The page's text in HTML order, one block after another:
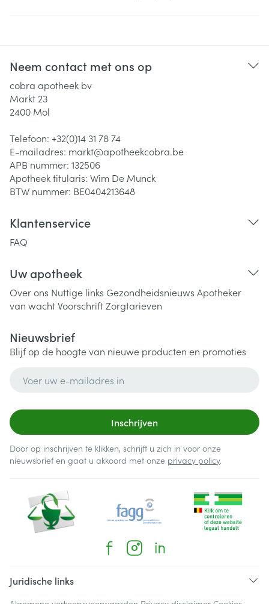
Neem contact met ons op
cobra apotheek bv
Markt 23
2400 Mol
Telefoon: +32(0)14 31 78 74
E-mailadres: markt@apotheekcobra.be
APB nummer: 132506
Apotheek titularis: Wim De Munck
BTW nummer: BE0404213648
Klantenservice
FAQ
Uw apotheek
Over ons Nuttige links Gezondheidsnieuws Apotheker
van wachtVoorschriftZorgtarieven
Nieuwsbrief
Blijf op de hoogte van nieuwe producten en promoties
Inschrijven
Door op inschrijven te klikken, schrijft u zich in voor onze
nieuwsbrief en gaat u akkoord met onze privacy policy.
Juridische links